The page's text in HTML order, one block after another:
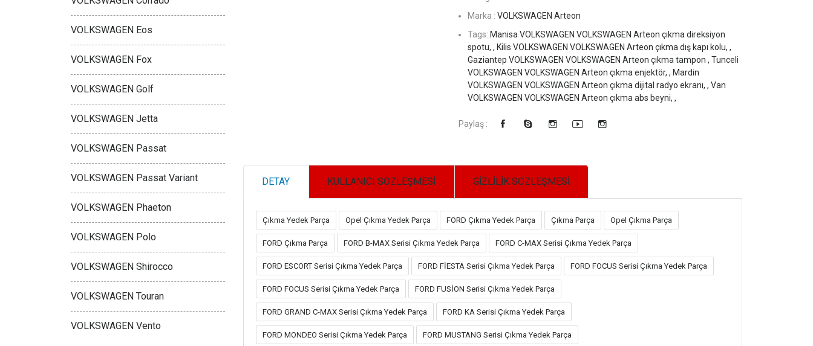
Marka :VOLKSWAGEN Arteon
Tags: Manisa VOLKSWAGEN VOLKSWAGEN Arteon çıkma direksiyon
spotu, , Kilis VOLKSWAGEN VOLKSWAGEN Arteon çıkma dış kapı kolu, ,
Gaziantep VOLKSWAGEN VOLKSWAGEN Arteon çıkma tampon ,Tunceli
VOLKSWAGEN VOLKSWAGEN Arteon çıkma enjektör, , Mardin
VOLKSWAGEN VOLKSWAGEN Arteon çıkma dijital radyo ekranı, ,Van
VOLKSWAGEN VOLKSWAGEN Arteon çıkma abs beyni, ,
Paylaş :
DETAY KULLANICI SÖZLEŞMESİ GİZLİLİK SÖZLEŞMESİ
Çıkma Yedek Parça Opel Çıkma Yedek Parça FORD Çıkma Yedek Parça Çıkma Parça Opel Çıkma Parça
FORD Çıkma Parça FORD B-MAX Serisi Çıkma Yedek Parça FORD C-MAX Serisi Çıkma Yedek Parça
FORD ESCORT Serisi Çıkma Yedek Parça FORD FİESTA Serisi Çıkma Yedek Parça FORD FOCUS Serisi Çıkma Yedek Parça
FORD FOCUS Serisi Çıkma Yedek Parça FORD FUSİON Serisi Çıkma Yedek Parça
FORD GRAND C-MAX Serisi Çıkma Yedek Parça FORD KA Serisi Çıkma Yedek Parça
FORD MONDEO Serisi Çıkma Yedek Parça FORD MUSTANG Serisi Çıkma Yedek Parça
VOLKSWAGEN Eos
VOLKSWAGEN Fox
VOLKSWAGEN Golf
VOLKSWAGEN Jetta
VOLKSWAGEN Passat
VOLKSWAGEN Passat Variant
VOLKSWAGEN Phaeton
VOLKSWAGEN Polo
VOLKSWAGEN Shirocco
VOLKSWAGEN Touran
VOLKSWAGEN Vento